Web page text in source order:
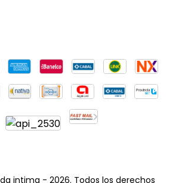
intima - 2026. Todos los derechos